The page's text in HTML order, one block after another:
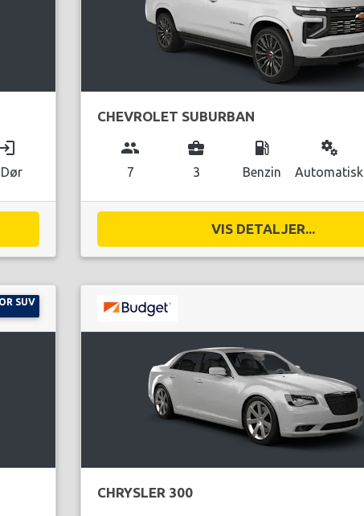
CHEVROLET SUBURBAN
group
7
business_center
3
local_gas_station
Benzin
miscellaneous_services
Automatisk
VIS DETALJER...
SUV
CHRYSLER 300